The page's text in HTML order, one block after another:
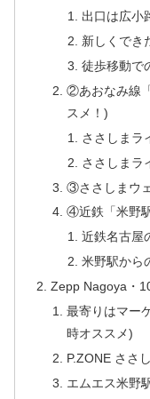
出口は広小
新しくでき
徒歩移動で
②あおなみ線
スメ！)
ささしまラ
ささしまラ
③ささしまウ
④近鉄「米野
近鉄名古屋
米野駅から
Zepp Nagoya・
最寄りはマー
時オススメ)
P.ZONE ささ
エムエス米野